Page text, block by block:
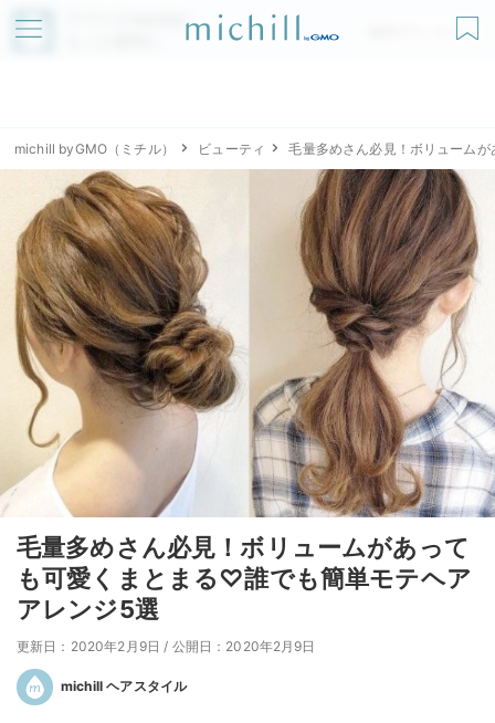
アプリでmichillが
無料ダウンロード
michill byGMO（ミチル） ビューティ 毛量多めさん必見！ボリューム
毛量多めさん必見！ボリュームがあって
も可愛くまとまる♡誰でも簡単モテヘア
アレンジ5選
更新日：2020年2月9日 / 公開日：2020年2月9日
michill ヘアスタイル